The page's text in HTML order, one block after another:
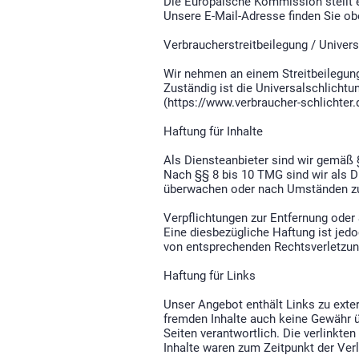
Unsere E-Mail-Adresse finden Sie
Verbraucherstreitbeilegung /
Wir nehmen an einem
Zuständig ist die
(https://www.verbraucher-
Haftung für Inhalte
Als Diensteanbieter sind wir gemäß
Nach §§ 8 bis 10 TMG sind wir als
überwachen oder nach Umständen
Verpflichtungen zur Entfernung
Eine diesbezügliche Haftung ist
von entsprechenden
Haftung für Links
Unser Angebot enthält Links zu
fremden Inhalte auch keine
Seiten verantwortlich. Die
Inhalte waren zum Zeitpunkt der